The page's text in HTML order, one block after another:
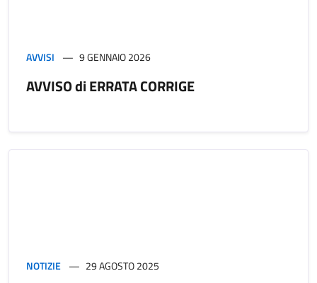
AVVISI 9 GENNAIO 2026
AVVISO di ERRATA CORRIGE
NOTIZIE 29 AGOSTO 2025